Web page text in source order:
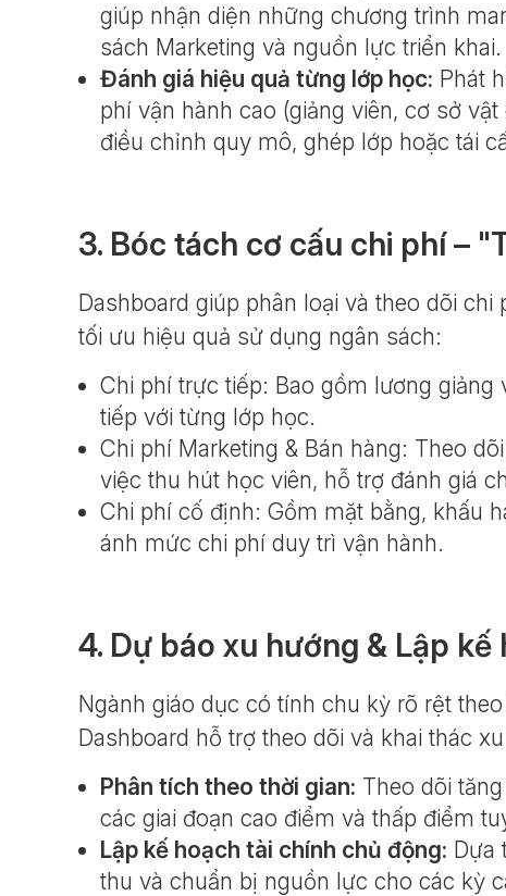
giúp nhận diện những chương trình
sách Marketing và nguồn lực triển khai.
Đánh giá hiệu quả từng lớp học: Phát
phí vận hành cao (giảng viên, cơ sở
điều chỉnh quy mô, ghép lớp hoặc tái
3. Bóc tách cơ cấu chi phí –
Dashboard giúp phân loại và theo dõi
tối ưu hiệu quả sử dụng ngân sách:
Chi phí trực tiếp: Bao gồm lương giảng
tiếp với từng lớp học.
Chi phí Marketing & Bán hàng: Theo
việc thu hút học viên, hỗ trợ đánh giá
Chi phí cố định: Gồm mặt bằng, khấu
ánh mức chi phí duy trì vận hành.
4. Dự báo xu hướng & Lập kế
Ngành giáo dục có tính chu kỳ rõ rệt
Dashboard hỗ trợ theo dõi và khai thác
Phân tích theo thời gian: Theo dõi
các giai đoạn cao điểm và thấp điểm
Lập kế hoạch tài chính chủ động: Dựa
thu và chuẩn bị nguồn lực cho các kỳ